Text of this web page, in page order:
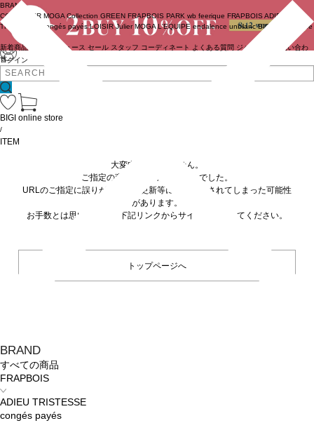
ログイン
BRAND
COUTURIER MOGA Collection GREEN FRAPBOIS PARK wb feerique FRAPBOIS ADIEU
TRISTESSE
congés payés LOISIR Julier MOGA L'EQUIPE endalence unbilanc BIGI online store
新着商品 ニュース セール スタッフ コーディネート よくある質問 ジャーナル
お問い合わ
せ
BRAND
すべての商品
FRAPBOIS
ADIEU TRISTESSE
congés payés
BIGI online store
/
ITEM
大変申し訳ありません。
ご指定の商品が見つかりませんでした。
URLのご指定に誤りがあるか、更新等に伴い削除されてしまった可能性
があります。
お手数とは思いますが、下記リンクからサイトへ移動してください。
トップページへ